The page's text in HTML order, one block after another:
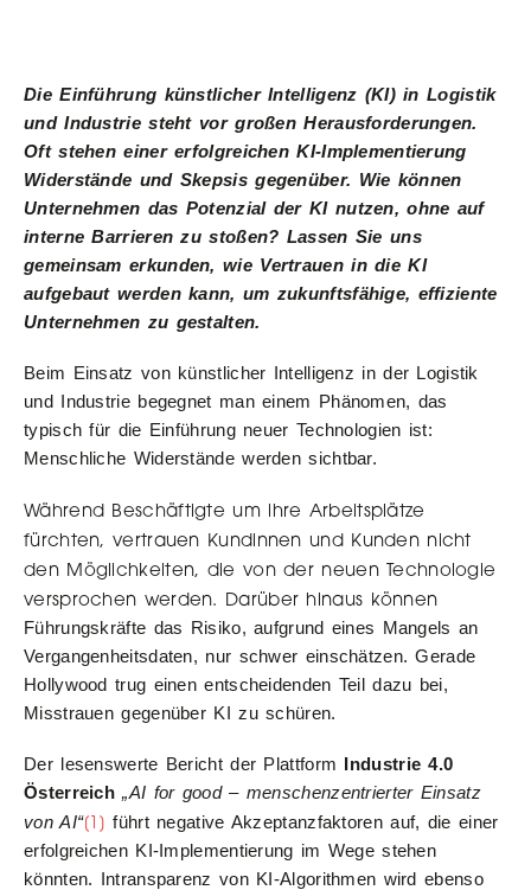
Die Einführung künstlicher Intelligenz (KI) in Logistik
und Industrie steht vor großen Herausforderungen.
Oft stehen einer erfolgreichen KI-Implementierung
Widerstände und Skepsis gegenüber. Wie können
Unternehmen das Potenzial der KI nutzen, ohne auf
interne Barrieren zu stoßen? Lassen Sie uns
gemeinsam erkunden, wie Vertrauen in die KI
aufgebaut werden kann, um zukunftsfähige, effiziente
Unternehmen zu gestalten.
Beim Einsatz von künstlicher Intelligenz in der Logistik
und Industrie begegnet man einem Phänomen, das
typisch für die Einführung neuer Technologien ist:
Menschliche Widerstände werden sichtbar.
Während Beschäftigte um ihre Arbeitsplätze
fürchten, vertrauen Kundinnen und Kunden nicht
den Möglichkeiten, die von der neuen Technologie
versprochen werden. Darüber hinaus können
Führungskräfte das Risiko, aufgrund eines Mangels an
Vergangenheitsdaten, nur schwer einschätzen. Gerade
Hollywood trug einen entscheidenden Teil dazu bei,
Misstrauen gegenüber KI zu schüren.
Der lesenswerte Bericht der Plattform Industrie 4.0
Österreich „AI for good – menschenzentrierter Einsatz
von AI“[1] führt negative Akzeptanzfaktoren auf, die einer
erfolgreichen KI-Implementierung im Wege stehen
könnten. Intransparenz von KI-Algorithmen wird ebenso